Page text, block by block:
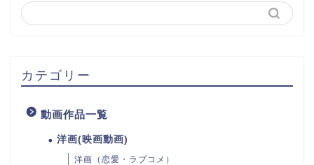
カテゴリー
動画作品一覧
洋画(映画動画)
洋画（恋愛・ラブコメ）